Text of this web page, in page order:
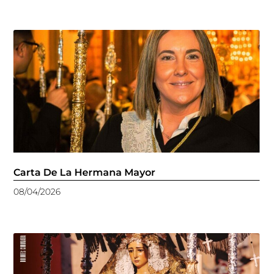
Carta De La Hermana Mayor
08/04/2026